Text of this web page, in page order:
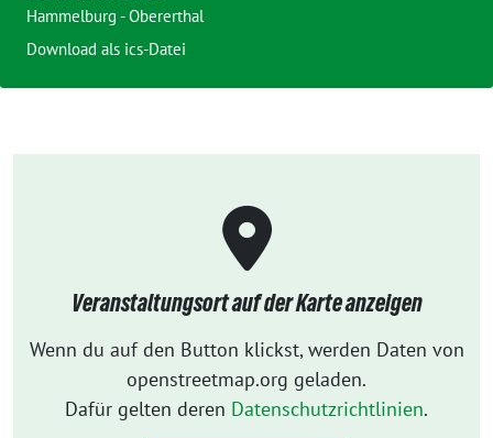
Hammelburg - Obererthal
Download als ics-Datei
Veranstaltungsort auf der Karte anzeigen
Wenn du auf den Button klickst, werden Daten von
openstreetmap.org geladen.
Dafür gelten deren Datenschutzrichtlinien.